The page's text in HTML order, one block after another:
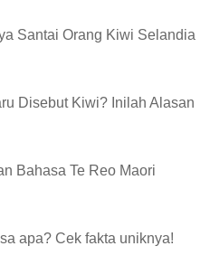
Santai Orang Kiwi Selandia
Disebut Kiwi? Inilah Alasan
Bahasa Te Reo Maori
apa? Cek fakta uniknya!